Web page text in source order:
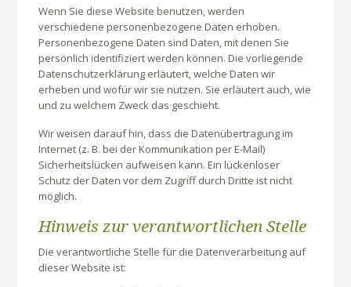
Wenn Sie diese Website benutzen, werden
verschiedene personenbezogene Daten erhoben.
Personenbezogene Daten sind Daten, mit denen Sie
persönlich identifiziert werden können. Die vorliegende
Datenschutzerklärung erläutert, welche Daten wir
erheben und wofür wir sie nutzen. Sie erläutert auch, wie
und zu welchem Zweck das geschieht.
Wir weisen darauf hin, dass die Datenübertragung im
Internet (z. B. bei der Kommunikation per E-Mail)
Sicherheitslücken aufweisen kann. Ein lückenloser
Schutz der Daten vor dem Zugriff durch Dritte ist nicht
möglich.
Hinweis zur verantwortlichen Stelle
Die verantwortliche Stelle für die Datenverarbeitung auf
dieser Website ist: